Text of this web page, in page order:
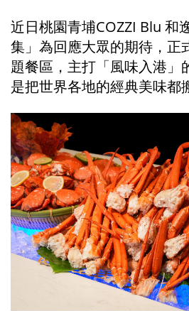
近日桃園青埔COZZI Blu 和
集」為回應大眾的期待，正
題餐區，主打「風味入港」
是把世界各地的經典美味都